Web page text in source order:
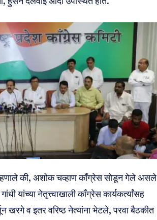
की, अशोक चव्हाण काँग्रेस सोडून गेले असले
यांच्या नेतृत्त्वाखाली काँग्रेस कार्यकर्त्यांसह
खरगे व इतर वरिष्ठ नेत्यांना भेटले, परवा बैठकीत